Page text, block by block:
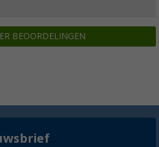
BEOORDELINGEN